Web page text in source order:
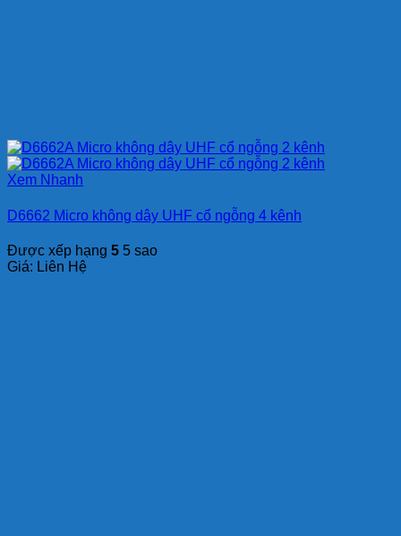
Xem Nhanh
D6662 Micro không dây UHF cổ ngỗng 4 kênh
Được xếp hạng 5 5 sao
Giá: Liên Hệ